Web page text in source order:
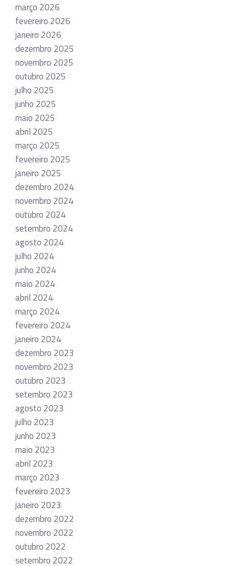
março 2026
fevereiro 2026
janeiro 2026
dezembro 2025
novembro 2025
outubro 2025
julho 2025
junho 2025
maio 2025
abril 2025
março 2025
fevereiro 2025
janeiro 2025
dezembro 2024
novembro 2024
outubro 2024
setembro 2024
agosto 2024
julho 2024
junho 2024
maio 2024
abril 2024
março 2024
fevereiro 2024
janeiro 2024
dezembro 2023
novembro 2023
outubro 2023
setembro 2023
agosto 2023
julho 2023
junho 2023
maio 2023
abril 2023
março 2023
fevereiro 2023
janeiro 2023
dezembro 2022
novembro 2022
outubro 2022
setembro 2022